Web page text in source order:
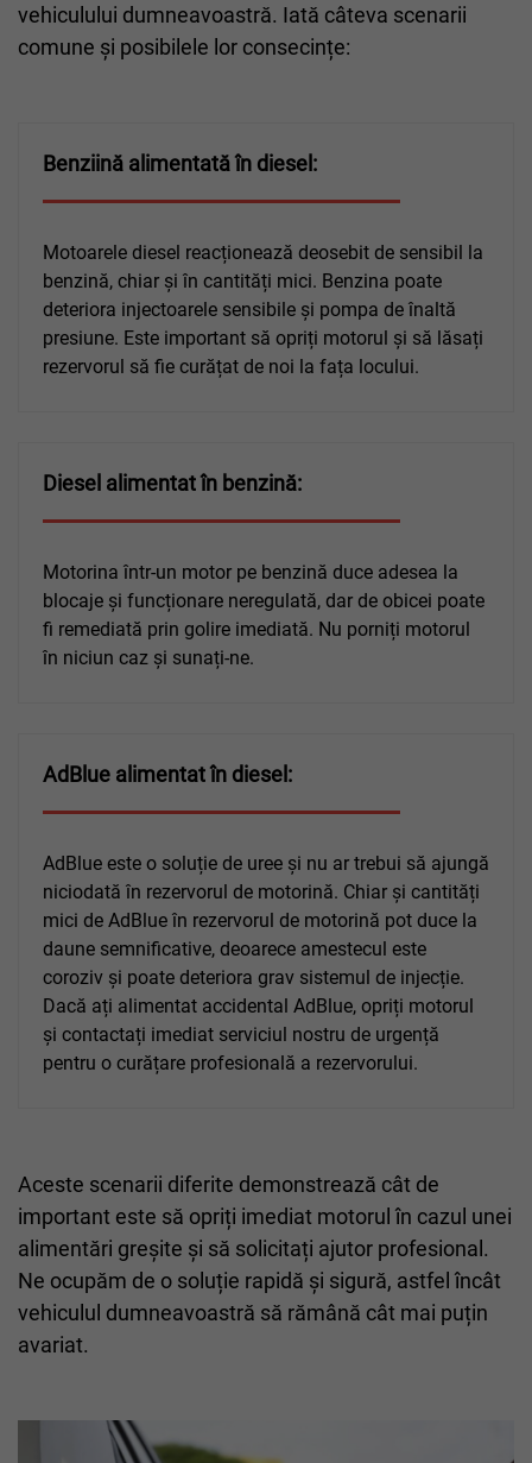
vehiculului dumneavoastră. Iată câteva scenarii
comune și posibilele lor consecințe:
Benziină alimentată în diesel:
Motoarele diesel reacționează deosebit de sensibil la
benzină, chiar și în cantități mici. Benzina poate
deteriora injectoarele sensibile și pompa de înaltă
presiune. Este important să opriți motorul și să lăsați
rezervorul să fie curățat de noi la fața locului.
Diesel alimentat în benzină:
Motorina într-un motor pe benzină duce adesea la
blocaje și funcționare neregulată, dar de obicei poate
fi remediată prin golire imediată. Nu porniți motorul
în niciun caz și sunați-ne.
AdBlue alimentat în diesel:
AdBlue este o soluție de uree și nu ar trebui să ajungă
niciodată în rezervorul de motorină. Chiar și cantități
mici de AdBlue în rezervorul de motorină pot duce la
daune semnificative, deoarece amestecul este
coroziv și poate deteriora grav sistemul de injecție.
Dacă ați alimentat accidental AdBlue, opriți motorul
și contactați imediat serviciul nostru de urgență
pentru o curățare profesională a rezervorului.
Aceste scenarii diferite demonstrează cât de
important este să opriți imediat motorul în cazul unei
alimentări greșite și să solicitați ajutor profesional.
Ne ocupăm de o soluție rapidă și sigură, astfel încât
vehiculul dumneavoastră să rămână cât mai puțin
avariat.